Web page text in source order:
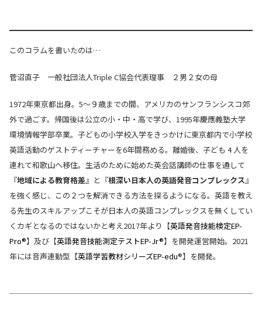
このコラムを書いたのは…
菅沼直子 一般社団法人Triple C協会代表理事 ２男２女の母
1972年東京都出身。5～９歳までの間、アメリカのサンフランシスコ郊
外で過ごす。帰国後は公立の小・中・高で学び、1995年慶應義塾大学
環境情報学部卒業。子どもの小学校入学をきっかけに東京都内で小学校
英語活動のゲストティーチャーを6年間務める。離婚後、子ども 4 人を
連れて和歌山へ移住。生活のために始めた英会話講師の仕事を通して
『地域による教育格差 』と『根深い日本人の英語発音コンプレックス 』
を強く感じ、この２つを解消できる方法を探るようになる。英語を教え
る先生のスキルアップこそが日本人の英語コンプレックスを無くしてい
くカギとなるのではないかと考え2017年より【英語発音技能検定EP-
Pro®】及び【英語発音技能測定テストEP-Jr®】を開発運営開始。2021
年には音声連動型【英語学習教材シリーズEP-edu®】を開発。